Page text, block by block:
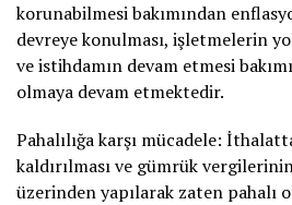
korunabilmesi bakımından
devreye konulması, işletmelerin
ve istihdamın devam etmesi
olmaya devam etmektedir.
Pahalılığa karşı mücadele:
kaldırılması ve gümrük
üzerinden yapılarak zaten pahalı